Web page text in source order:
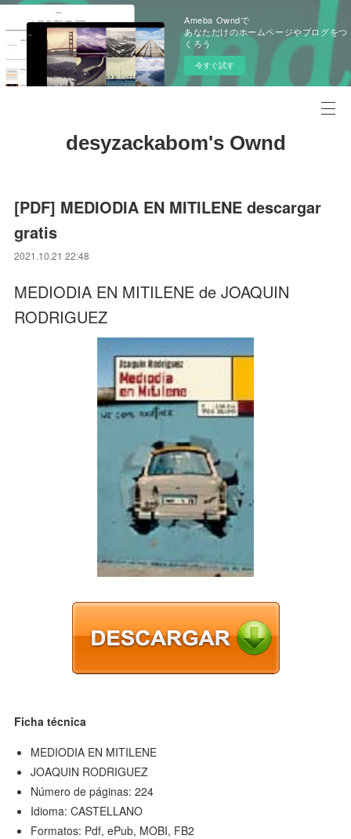
Ameba Owndで
あなただけのホームページやブログをつ
くろう
今すぐ試す
desyzackabom's Ownd
[PDF] MEDIODIA EN MITILENE descargar
gratis
2021.10.21 22:48
MEDIODIA EN MITILENE de JOAQUIN
RODRIGUEZ
Ficha técnica
MEDIODIA EN MITILENE
JOAQUIN RODRIGUEZ
Número de páginas: 224
Idioma: CASTELLANO
Formatos: Pdf, ePub, MOBI, FB2